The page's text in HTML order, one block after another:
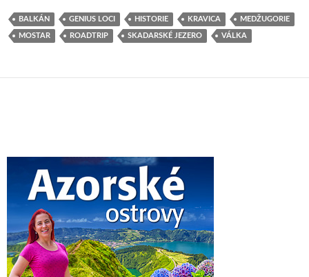
BALKÁN GENIUS LOCI HISTORIE KRAVICA MEDŽUGORIE
MOSTAR ROADTRIP SKADARSKÉ JEZERO VÁLKA